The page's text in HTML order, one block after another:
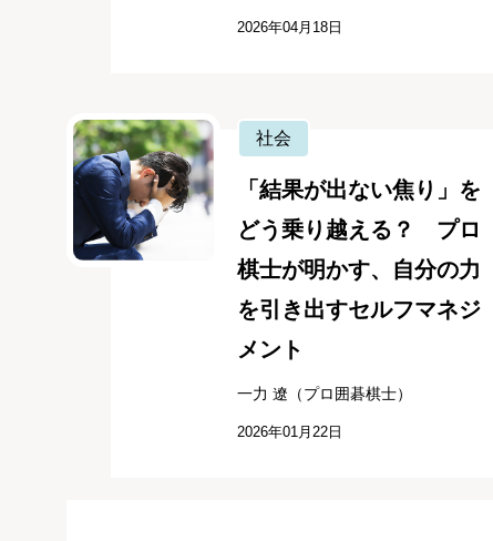
2026年04月18日
社会
「結果が出ない焦り」を
どう乗り越える？ プロ
棋士が明かす、自分の力
を引き出すセルフマネジ
メント
一力 遼（プロ囲碁棋士）
2026年01月22日